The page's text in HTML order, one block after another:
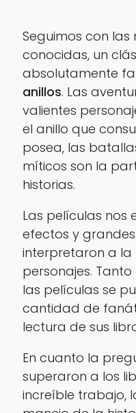
Seguimos con
conocidas, un
absolutamente
anillos. Las
valientes
el anillo que
posea, las
míticos son la
historias.
Las películas nos
efectos y
interpretaron a la
personajes.
las películas se
cantidad de
lectura de sus
En cuanto la
superaron a los
increíble trabajo,